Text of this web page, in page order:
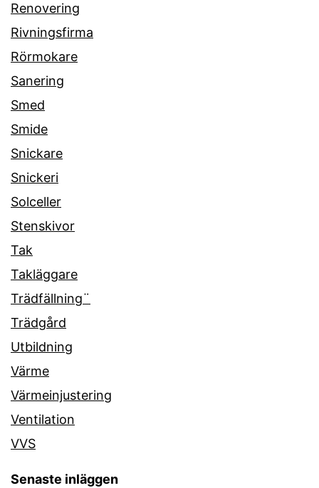
Renovering
Rivningsfirma
Rörmokare
Sanering
Smed
Smide
Snickare
Snickeri
Solceller
Stenskivor
Tak
Takläggare
Trädfällning¨
Trädgård
Utbildning
Värme
Värmeinjustering
Ventilation
VVS
Senaste inläggen